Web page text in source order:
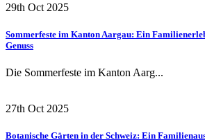
29th Oct 2025
Sommerfeste im Kanton Aargau: Ein
Genuss
Die Sommerfeste im Kanton Aarg...
27th Oct 2025
Botanische Gärten in der Schweiz: Ein